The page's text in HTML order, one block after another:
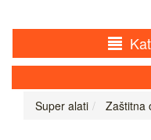
Super alati Zaštitna